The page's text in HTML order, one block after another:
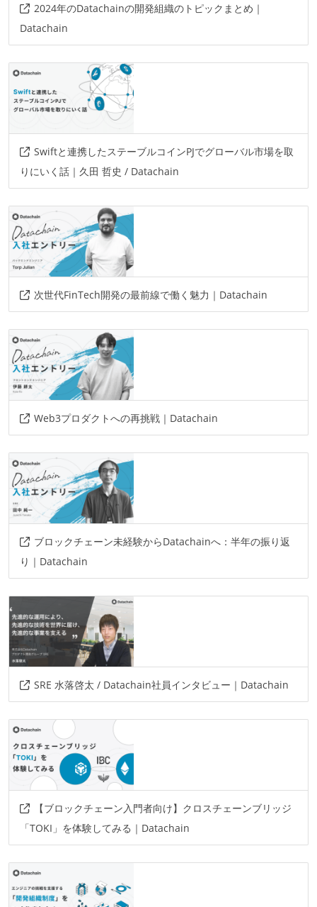
2024年のDatachainの開発組織のトピックまとめ｜
Datachain
Swiftと連携したステーブルコインPJでグローバル市場を取
りにいく話｜久田 哲史 / Datachain
次世代FinTech開発の最前線で働く魅力｜Datachain
Web3プロダクトへの再挑戦｜Datachain
ブロックチェーン未経験からDatachainへ：半年の振り返
り｜Datachain
SRE 水落啓太 / Datachain社員インタビュー｜Datachain
【ブロックチェーン入門者向け】クロスチェーンブリッジ
「TOKI」を体験してみる｜Datachain